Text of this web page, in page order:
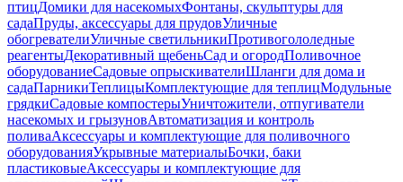
птицДомики для насекомыхФонтаны, скульптуры для
садаПруды, аксессуары для прудовУличные
обогревателиУличные светильникиПротивогололедные
реагентыДекоративный щебеньСад и огородПоливочное
оборудованиеСадовые опрыскивателиШланги для дома и
садаПарникиТеплицыКомплектующие для теплицМодульные
грядкиСадовые компостерыУничтожители, отпугиватели
насекомых и грызуновАвтоматизация и контроль
поливаАксессуары и комплектующие для поливочного
оборудованияУкрывные материалыБочки, баки
пластиковыеАксессуары и комплектующие для